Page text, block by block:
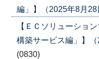
編」】（2025年8月
【ＥＣソリューショ
構築サービス編」】
(0830)